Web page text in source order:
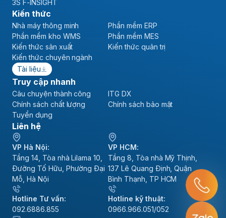
3S F-INSIGHT
Kiến thức
Nhà máy thông minh
Phần mềm ERP
Phần mềm kho WMS
Phần mềm MES
Kiến thức sản xuất
Kiến thức quản trị
Kiến thức chuyên ngành
Tài liệu
Truy cập nhanh
Câu chuyện thành công
ITG DX
Chính sách chất lượng
Chính sách bảo mật
Tuyển dụng
Liên hệ
VP Hà Nội:
Tầng 14, Tòa nhà Lilama 10,
Đường Tố Hữu, Phường Đại
Mỗ, Hà Nội
VP HCM:
Tầng 8, Tòa nhà Mỹ Thịnh,
137 Lê Quang Định, Quận
Bình Thạnh, TP HCM
Hotline Tư vấn:
092.6886.855
Hotline kỹ thuật:
0966.966.051/052